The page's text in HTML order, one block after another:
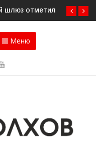
вековой юбилей
Меню